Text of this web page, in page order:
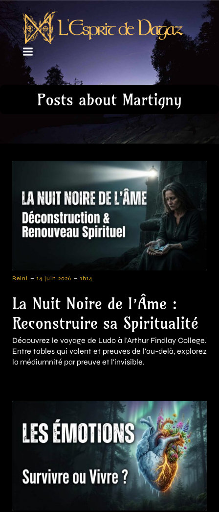
Posts about Martigny
Reini - 14 juin 2026 - 1h14
La Nuit Noire de l’Âme :
Reconstruire sa Spiritualité
Découvrez le voyage de Ludo à l'Arthur Findlay College.
Entre tables qui volent et preuves de l'au-delà, explorez
la médiumnité par preuve et l'invisible.